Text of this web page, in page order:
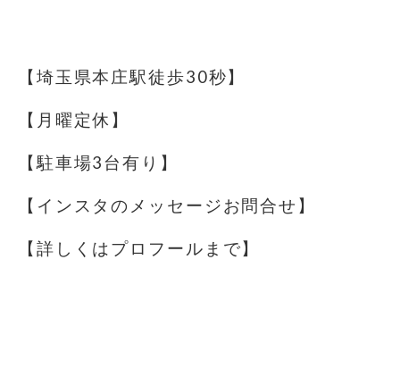
【埼玉県本庄駅徒歩30秒】
【月曜定休】
【駐車場️3台有り】
【インスタのメッセージお問合せ】
【詳しくはプロフールまで】